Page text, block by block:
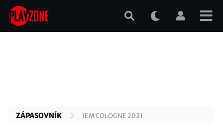
Přejít
hlavnímu
ZÁPASOVNÍK IEM COLOGNE 2021